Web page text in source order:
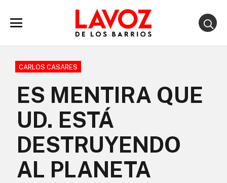
CARLOS CASARES
ES MENTIRA QUE
UD. ESTÁ
DESTRUYENDO
AL PLANETA